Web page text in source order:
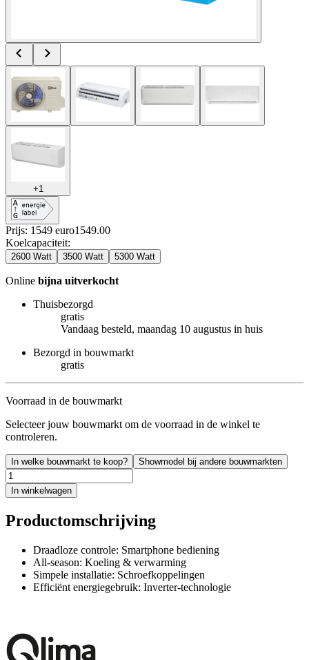
+1
Prijs: 1549 euro1549.00
Koelcapaciteit:
2600 Watt 3500 Watt 5300 Watt
Online bijna uitverkocht
Thuisbezorgd
gratis
Vandaag besteld, maandag 10 augustus in huis
Bezorgd in bouwmarkt
gratis
Voorraad in de bouwmarkt
Selecteer jouw bouwmarkt om de voorraad in de winkel te
controleren.
In welke bouwmarkt te koop? Showmodel bij andere bouwmarkten
In winkelwagen
Productomschrijving
Draadloze controle: Smartphone bediening
All-season: Koeling & verwarming
Simpele installatie: Schroefkoppelingen
Efficiënt energiegebruik: Inverter-technologie